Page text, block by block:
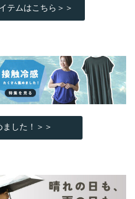
テムはこちら＞＞
した！＞＞